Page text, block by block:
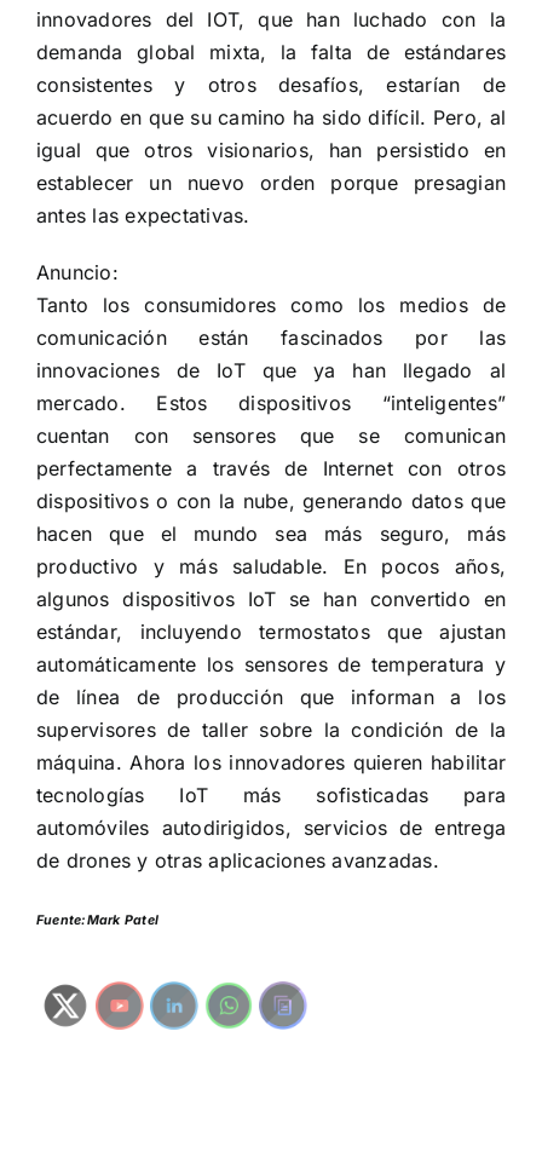
innovadores del IOT, que han luchado con la
demanda global mixta, la falta de estándares
consistentes y otros desafíos, estarían de
acuerdo en que su camino ha sido difícil. Pero, al
igual que otros visionarios, han persistido en
establecer un nuevo orden porque presagian
antes las expectativas.
Anuncio:
Tanto los consumidores como los medios de
comunicación están fascinados por las
innovaciones de IoT que ya han llegado al
mercado. Estos dispositivos “inteligentes”
cuentan con sensores que se comunican
perfectamente a través de Internet con otros
dispositivos o con la nube, generando datos que
hacen que el mundo sea más seguro, más
productivo y más saludable. En pocos años,
algunos dispositivos IoT se han convertido en
estándar, incluyendo termostatos que ajustan
automáticamente los sensores de temperatura y
de línea de producción que informan a los
supervisores de taller sobre la condición de la
máquina. Ahora los innovadores quieren habilitar
tecnologías IoT más sofisticadas para
automóviles autodirigidos, servicios de entrega
de drones y otras aplicaciones avanzadas.
Fuente:Mark Patel